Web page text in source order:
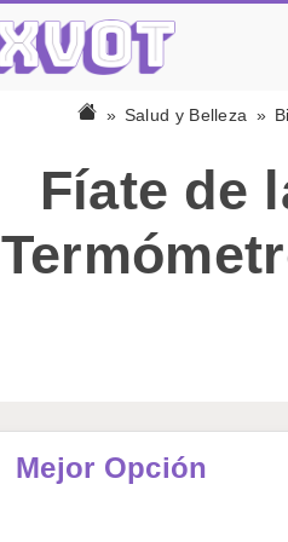
Salud y Belleza
Fíate de
Mejor Opción